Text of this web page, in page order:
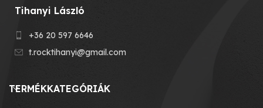
Tihanyi László
+36 20 597 6646
t.rocktihanyi@gmail.com
TERMÉKKATEGÓRIÁK